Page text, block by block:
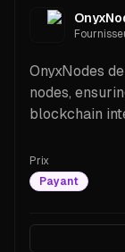
OnyxNodes
nodes,
blockchain
Prix
Payant